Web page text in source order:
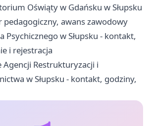
Oświąty w Gdańsku w Słupsku
awans zawodowy
Psychicznego w Słupsku - kontakt,
i rejestracja
Restrukturyzacji i
w Słupsku - kontakt, godziny,